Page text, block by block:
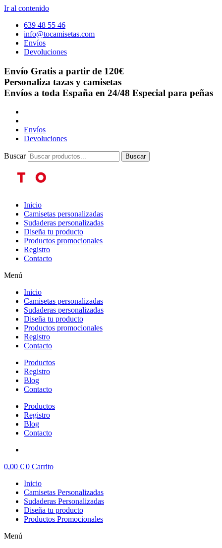
Ir al contenido
639 48 55 46
info@tocamisetas.com
Envíos
Devoluciones
Envío Gratis a partir de 120€
Personaliza tazas y camisetas
Envíos a toda España en 24/48 Especial para peñas
Envíos
Devoluciones
Buscar Buscar
Inicio
Camisetas personalizadas
Sudaderas personalizadas
Diseña tu producto
Productos promocionales
Registro
Contacto
Menú
Inicio
Camisetas personalizadas
Sudaderas personalizadas
Diseña tu producto
Productos promocionales
Registro
Contacto
Productos
Registro
Blog
Contacto
Productos
Registro
Blog
Contacto
0,00 € 0 Carrito
Inicio
Camisetas Personalizadas
Sudaderas Personalizadas
Diseña tu producto
Productos Promocionales
Menú